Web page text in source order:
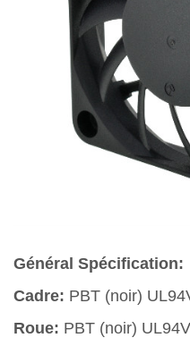
Général Spécification:
Cadre: PBT (noir)
Roue: PBT (noir)